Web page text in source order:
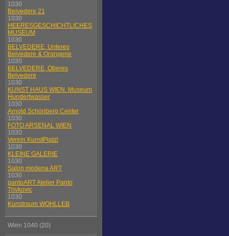
1030
Belvedere 21
1030
HEERESGESCHICHTLICHES
MUSEUM
1030
BELVEDERE, Unteres
Belvedere & Orangerie
1030
BELVEDERE, Oberes
Belvedere
1030
KUNST HAUS WIEN. Museum
Hundertwasser
1030
Arnold Schönberg Center
1030
FOTO ARSENAL WIEN
1030
Verein KunstPlatzl
1030
KLEINE GALERIE
1030
Salon modena ART
1030
pantoART Atelier Panto
Trivkovic
1030
Kunstraum WOHLLEB
Wien 1040 (20)